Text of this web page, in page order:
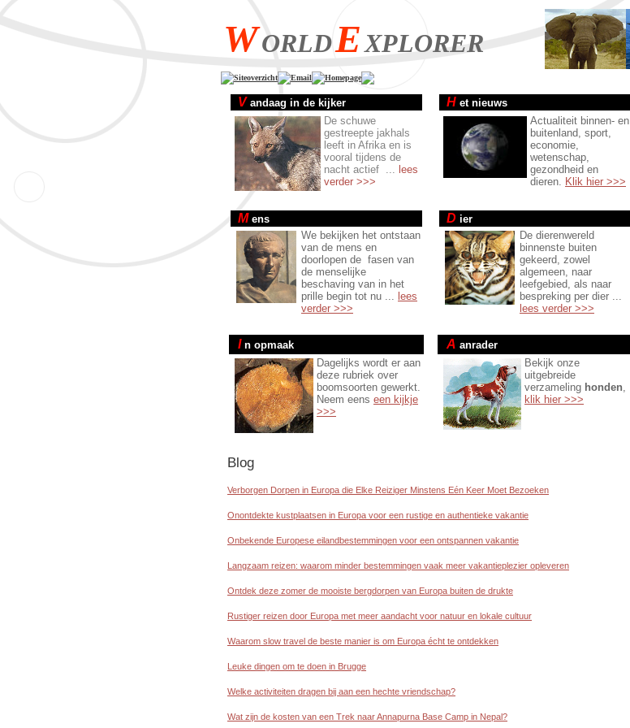
WORLDEXPLORER
Siteoverzicht Email Homepage
V andaag in de kijker
De schuwe
gestreepte jakhals
leeft in Afrika en is
vooral tijdens de
nacht actief ... lees
verder >>>
H et nieuws
Actualiteit binnen- en
buitenland, sport,
economie,
wetenschap,
gezondheid en
dieren. Klik hier >>>
M ens
We bekijken het ontstaan
van de mens en
doorlopen de fasen van
de menselijke
beschaving van in het
prille begin tot nu ... lees
verder >>>
D ier
De dierenwereld
binnenste buiten
gekeerd, zowel
algemeen, naar
leefgebied, als naar
bespreking per dier ...
lees verder >>>
I n opmaak
Dagelijks wordt er aan
deze rubriek over
boomsoorten gewerkt.
Neem eens een kijkje
>>>
A anrader
Bekijk onze
uitgebreide
verzameling honden,
klik hier >>>
Blog
Verborgen Dorpen in Europa die Elke Reiziger Minstens Eén Keer Moet Bezoeken
Onontdekte kustplaatsen in Europa voor een rustige en authentieke vakantie
Onbekende Europese eilandbestemmingen voor een ontspannen vakantie
Langzaam reizen: waarom minder bestemmingen vaak meer vakantieplezier opleveren
Ontdek deze zomer de mooiste bergdorpen van Europa buiten de drukte
Rustiger reizen door Europa met meer aandacht voor natuur en lokale cultuur
Waarom slow travel de beste manier is om Europa écht te ontdekken
Leuke dingen om te doen in Brugge
Welke activiteiten dragen bij aan een hechte vriendschap?
Wat zijn de kosten van een Trek naar Annapurna Base Camp in Nepal?